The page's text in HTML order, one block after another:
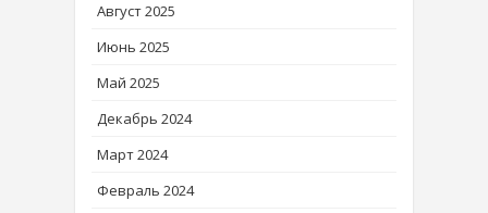
Август 2025
Июнь 2025
Май 2025
Декабрь 2024
Март 2024
Февраль 2024